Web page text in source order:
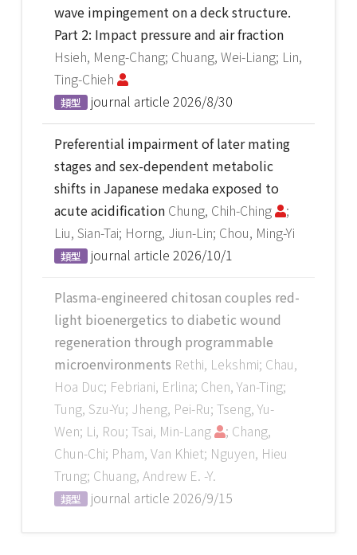
wave impingement on a deck structure.
Part 2: Impact pressure and air fraction
Hsieh, Meng-Chang; Chuang, Wei-Liang; Lin,
Ting-Chieh
類型 journal article 2026/8/30
Preferential impairment of later mating
stages and sex-dependent metabolic
shifts in Japanese medaka exposed to
acute acidification Chung, Chih-Ching
;
Liu, Sian-Tai; Horng, Jiun-Lin; Chou, Ming-Yi
類型 journal article 2026/10/1
Plasma-engineered chitosan couples red-
light bioenergetics to diabetic wound
regeneration through programmable
microenvironments Rethi, Lekshmi; Chau,
Hoa Duc; Febriani, Erlina; Chen, Yan-Ting;
Tung, Szu-Yu; Jheng, Pei-Ru; Tseng, Yu-
Wen; Li, Rou; Tsai, Min-Lang
; Chang,
Chun-Chi; Pham, Van Khiet; Nguyen, Hieu
Trung; Chuang, Andrew E. -Y.
類型 journal article 2026/9/15